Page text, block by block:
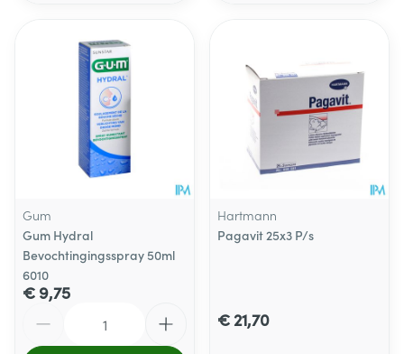
Gum
Gum Hydral
Bevochtingingsspray 50ml
6010
€ 9,75
Hartmann
Pagavit 25x3 P/s
€ 21,70